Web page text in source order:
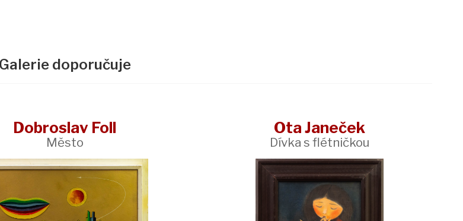
Galerie doporučuje
Dobroslav Foll
Město
Ota Janeček
Dívka s flétničkou